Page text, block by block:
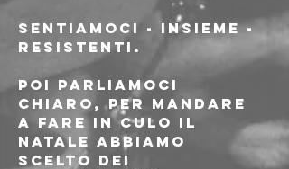
Sentiamoci - insieme -
resistenti.
Poi parliamoci
chiaro, per mandare
a fare in culo il
Natale abbiamo
scelto dei